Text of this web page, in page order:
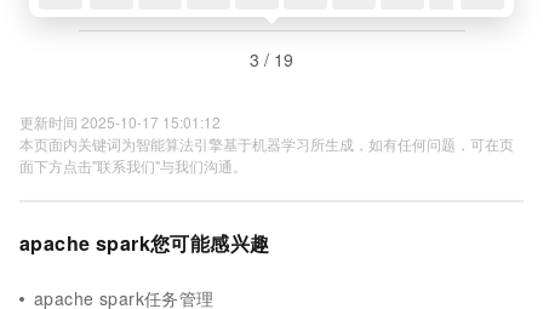
3 / 19
更新时间 2025-10-17 15:01:12
本页面内关键词为智能算法引擎基于机器学习所生成，如有任何问题，可在页
面下方点击"联系我们"与我们沟通。
apache spark您可能感兴趣
apache spark任务管理